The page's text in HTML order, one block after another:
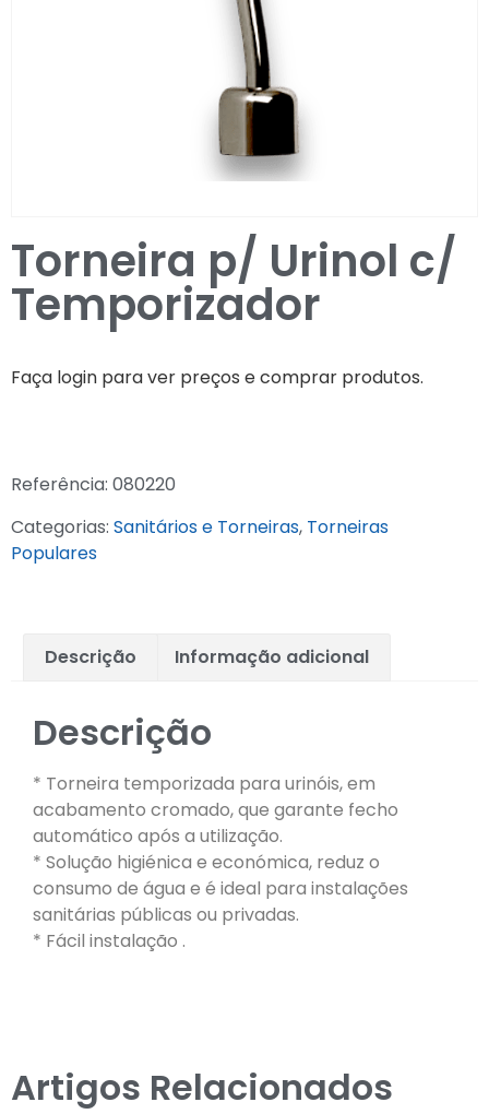
Torneira p/ Urinol c/
Temporizador
Faça login para ver preços e comprar produtos.
Referência: 080220
Categorias: Sanitários e Torneiras, Torneiras
Populares
Descrição Informação adicional
Descrição
* Torneira temporizada para urinóis, em
acabamento cromado, que garante fecho
automático após a utilização.
* Solução higiénica e económica, reduz o
consumo de água e é ideal para instalações
sanitárias públicas ou privadas.
* Fácil instalação .
Artigos Relacionados